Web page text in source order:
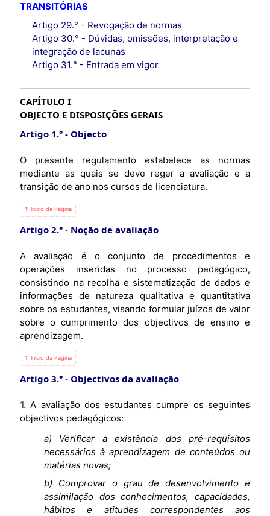
TRANSITÓRIAS
Artigo 29.° - Revogação de normas
Artigo 30.° - Dúvidas, omissões, interpretação e
integração de lacunas
Artigo 31.° - Entrada em vigor
CAPÍTULO I
OBJECTO E DISPOSIÇÕES GERAIS
Artigo 1.°
Objecto
O presente regulamento estabelece as normas
mediante as quais se deve reger a avaliação e a
transição de ano nos cursos de licenciatura.
⇡ Início da Página
Artigo 2.° Noção de avaliação
A avaliação é o conjunto de procedimentos e
operações inseridas no processo pedagógico,
consistindo na recolha e sistematização de dados e
informações de natureza qualitativa e quantitativa
sobre os estudantes, visando formular juízos de valor
sobre o cumprimento dos objectivos de ensino e
aprendizagem.
⇡ Início da Página
Artigo 3.° Objectivos da avaliação
1. A avaliação dos estudantes cumpre os seguintes
objectivos pedagógicos:
a) Verificar a existência dos pré-requisitos
necessários à aprendizagem de conteúdos ou
matérias novas;
b) Comprovar o grau de desenvolvimento e
assimilação dos conhecimentos, capacidades,
hábitos e atitudes correspondentes aos